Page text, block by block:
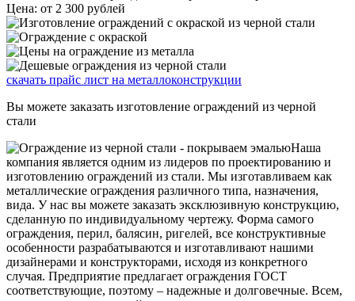
Цена: от 2 300 рублей
скачать прайс лист на металлоконструкции
Вы можете заказать изготовление ограждений из черной
стали
Наша
компания является одним из лидеров по проектированию и
изготовлению ограждений из стали. Мы изготавливаем как
металлические ограждения различного типа, назначения,
вида. У нас вы можете заказать эксклюзивную конструкцию,
сделанную по индивидуальному чертежу. Форма самого
ограждения, перил, балясин, ригелей, все конструктивные
особенности разрабатываются и изготавливают нашими
дизайнерами и конструкторами, исходя из конкретного
случая. Предприятие предлагает ограждения ГОСТ
соответствующие, поэтому – надежные и долговечные. Всем,